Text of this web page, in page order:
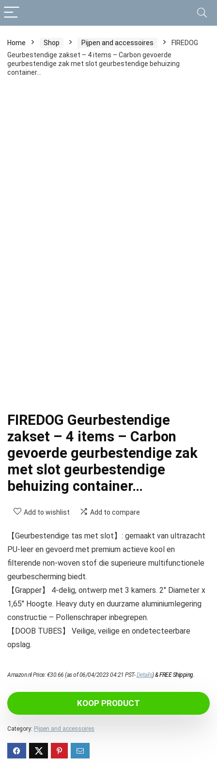
Home Shop Pijpen and accessoires
FIREDOG
Geurbestendige zakset – 4 items – Carbon gevoerde
geurbestendige zak met slot geurbestendige behuizing
container…
FIREDOG Geurbestendige
zakset – 4 items – Carbon
gevoerde geurbestendige zak
met slot geurbestendige
behuizing container…
Add to wishlist Add to compare
【Geurbestendige tas met slot】: gemaakt van ultrazacht
PU-leer en gevoerd met premium actieve kool en
filterende non-woven stof die superieure multifunctionele
geurbescherming biedt.
【Grapper】 4-delig, ontwerp met 3 kamers. 2″ Diameter x
1,65″ Hoogte. Heavy duty en duurzame aluminiumlegering
constructie – Pollenschraper inbegrepen.
【DOOB TUBES】 Veilige, veilige en ondetecteerbare
opslag.
Amazon.nl Price:€30.66 (as of 06/04/2023 04:21 PST-Details)&FREE Shipping.
KOOP PRODUCT
Category: Pijpen and accessoires